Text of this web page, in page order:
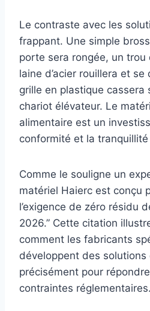
Le contraste avec les
frappant. Une simple
porte sera rongée, un trou
laine d’acier rouillera et
grille en plastique cassera
chariot élévateur. Le
alimentaire est un
conformité et la tranquillité
Comme le souligne un
matériel Haierc est conçu
l’exigence de zéro résidu
2026.” Cette citation
comment les fabricants
développent des solutions
précisément pour
contraintes réglementaires.